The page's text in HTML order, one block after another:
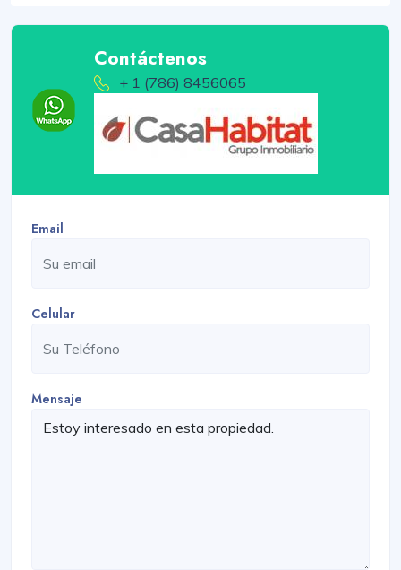
Contáctenos
+ 1 (786) 8456065
Email
Celular
Mensaje